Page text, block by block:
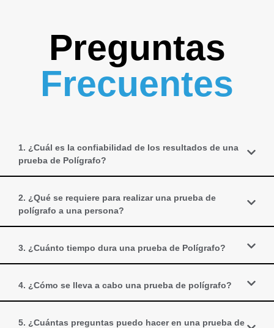
Preguntas
Frecuentes
1. ¿Cuál es la confiabilidad de los resultados de una
prueba de Polígrafo?
2. ¿Qué se requiere para realizar una prueba de
polígrafo a una persona?
3. ¿Cuánto tiempo dura una prueba de Polígrafo?
4. ¿Cómo se lleva a cabo una prueba de polígrafo?
5. ¿Cuántas preguntas puedo hacer en una prueba de